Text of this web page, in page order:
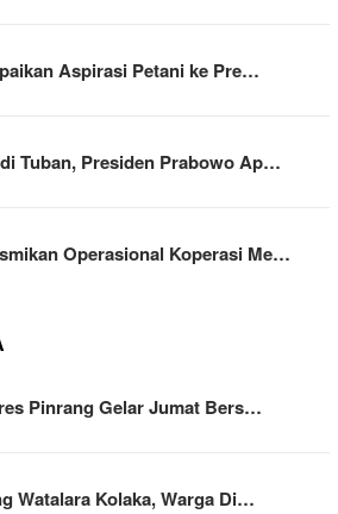
Aspirasi Petani ke Pre…
Tuban, Presiden Prabowo Ap…
Operasional Koperasi Me…
Pinrang Gelar Jumat Bers…
Watalara Kolaka, Warga Di…